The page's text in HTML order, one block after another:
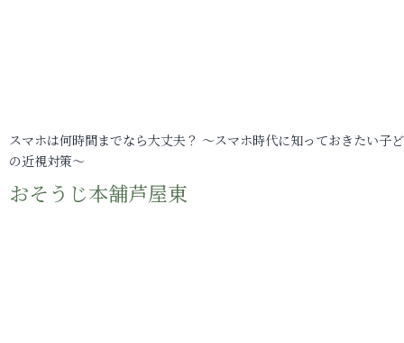
スマホは何時間までなら大丈夫？ ～スマホ時代に知っておきたい子
の近視対策～
おそうじ本舗芦屋東